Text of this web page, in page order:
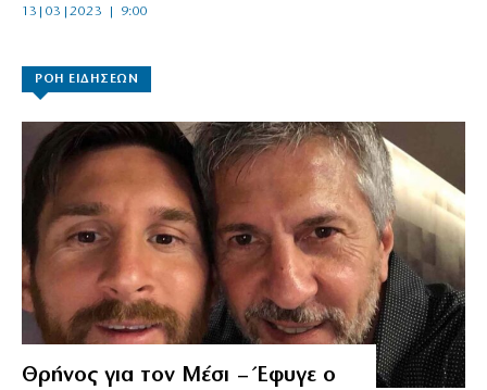
13|03|2023 | 9:00
ΡΟΗ ΕΙΔΗΣΕΩΝ
Θρήνος για τον Μέσι – Έφυγε ο